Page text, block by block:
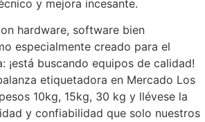
y mejora incesante.
hardware, software bien
especialmente creado para el
¡está buscando equipos de calidad!
etiquetadora en Mercado Los
10kg, 15kg, 30 kg y llévese la
y confiabilidad que solo nuestros